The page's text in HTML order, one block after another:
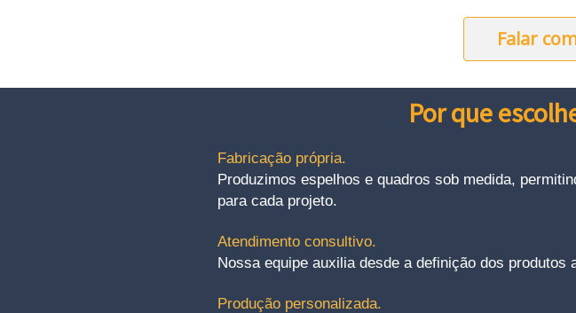
Falar
Por que
Fabricação própria.
Produzimos espelhos e quadros sob medida,
para cada projeto.
Atendimento consultivo.
Nossa equipe auxilia desde a definição dos
Produção personalizada.